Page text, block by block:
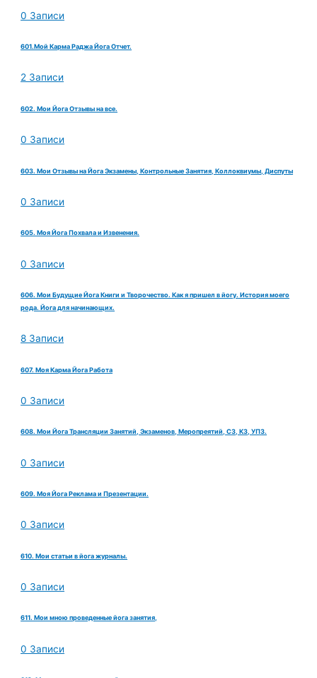
0 Записи
601.Мой Карма Раджа Йога Отчет.
2 Записи
602. Мои Йога Отзывы на все.
0 Записи
603. Мои Отзывы на Йога Экзамены, Контрольные Занятия, Коллоквиумы, Диспуты
0 Записи
605. Моя Йога Похвала и Извенения.
0 Записи
606. Мои Будущие Йога Книги и Творочество. Как я пришел в йогу. История моего
рода. Йога для начинающих.
8 Записи
607. Моя Карма Йога Работа
0 Записи
608. Мои Йога Трансляции Занятий, Экзаменов, Меропреятий, СЗ, КЗ, УПЗ.
0 Записи
609. Моя Йога Реклама и Презентации.
0 Записи
610. Мои статьи в йога журналы.
0 Записи
611. Мои мною проведенные йога занятия,
0 Записи